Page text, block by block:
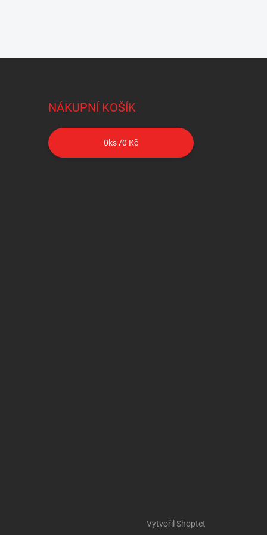
NÁKUPNÍ KOŠÍK
0ks /0 Kč
Vytvořil Shoptet